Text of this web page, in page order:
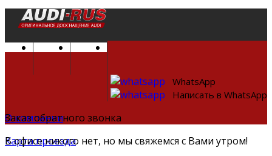
WhatsApp
Написать в WhatsApp
О компании
Карта проезда
Заказ обратного звонка
В офисе никого нет, но мы свяжемся с Вами утром!